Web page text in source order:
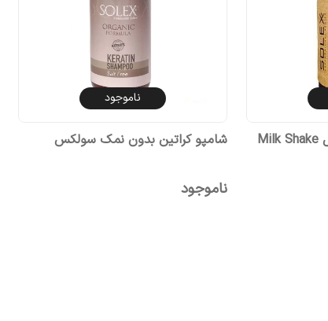
شامپو بدون سولفات مدل Milk Shake
ناموجود
شامپو کراتین بدون نمک سولکس
ناموجود